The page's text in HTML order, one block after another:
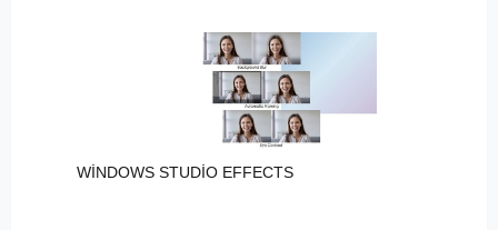
WİNDOWS STUDİO EFFECTS